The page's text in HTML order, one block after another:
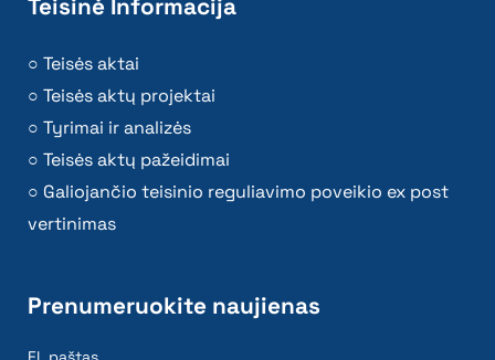
Teisinė Informacija
Teisės aktai
Teisės aktų projektai
Tyrimai ir analizės
Teisės aktų pažeidimai
Galiojančio teisinio reguliavimo poveikio ex post
vertinimas
Prenumeruokite naujienas